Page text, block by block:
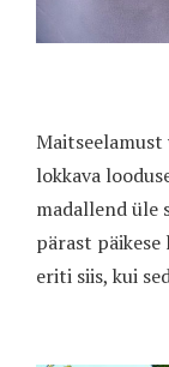
lokkava
madallend üle
pärast
eriti siis, kui